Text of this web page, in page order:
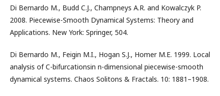
Di Bernardo M., Budd C.J., Champneys A.R. and Kowalczyk P.
2008. Piecewise-Smooth Dynamical Systems: Theory and
Applications. New York: Springer, 504.
Di Bernardo M., Feigin M.I., Hogan S.J., Homer M.E. 1999. Local
analysis of C-bifurcationsin n-dimensional piecewise-smooth
dynamical systems. Chaos Solitons & Fractals. 10: 1881–1908.